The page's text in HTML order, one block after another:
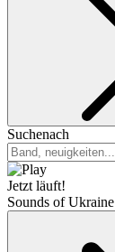
Suchenach
Jetzt läuft!
Sounds of Ukraine